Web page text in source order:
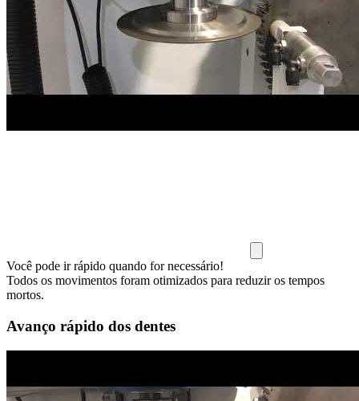
Você pode ir rápido quando for necessário!
Todos os movimentos foram otimizados para reduzir os tempos
mortos.
Avanço rápido dos dentes